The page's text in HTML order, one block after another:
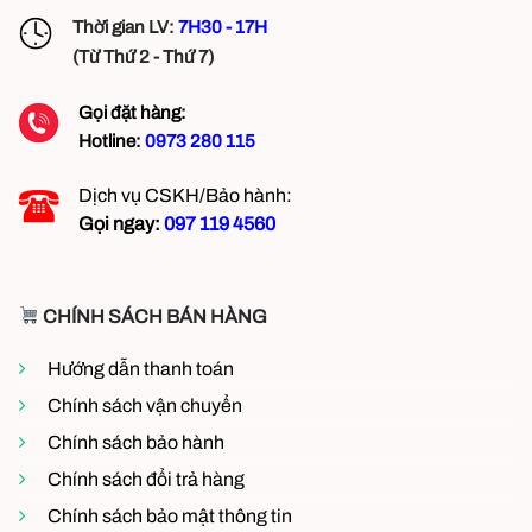
Kích thước Quạt hút âm trần Panasonic FV-24CD9 có
Thời gian LV: 7H30 - 17H
(Từ Thứ 2 - Thứ 7)
Gọi đặt hàng:
Hotline: 0973 280 115
Dịch vụ CSKH/Bảo hành:
Gọi ngay: 097 119 4560
CHÍNH SÁCH BÁN HÀNG
Hướng dẫn thanh toán
Chính sách vận chuyển
Chính sách bảo hành
Chính sách đổi trả hàng
Chính sách bảo mật thông tin